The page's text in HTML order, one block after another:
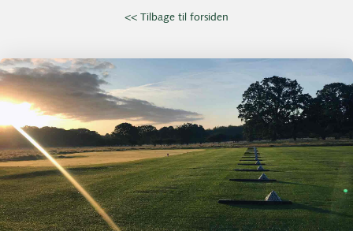
<< Tilbage til forsiden